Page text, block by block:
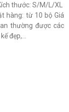
thước: S/M/L/XL
hàng: từ 10 bộ Giá
thường được các
đẹp,...